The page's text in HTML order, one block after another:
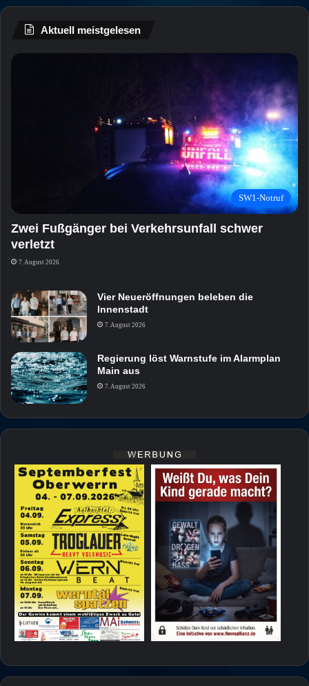
Aktuell meistgelesen
SW1-Notruf
Zwei Fußgänger bei Verkehrsunfall schwer
verletzt
7. August 2026
Vier Neueröffnungen beleben die
Innenstadt
7. August 2026
Regierung löst Warnstufe im Alarmplan
Main aus
7. August 2026